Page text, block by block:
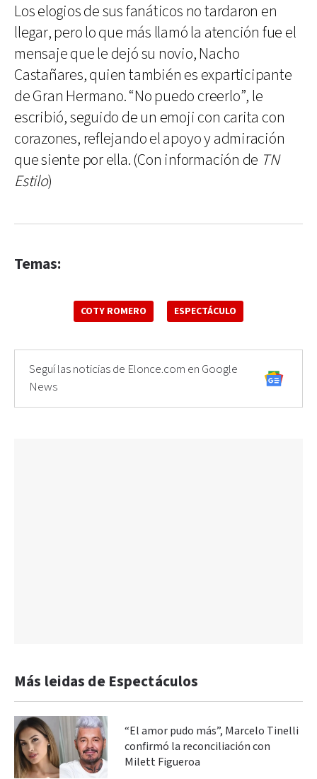
Los elogios de sus fanáticos no tardaron en
llegar, pero lo que más llamó la atención fue el
mensaje que le dejó su novio, Nacho
Castañares, quien también es exparticipante
de Gran Hermano. “No puedo creerlo”, le
escribió, seguido de un emoji con carita con
corazones, reflejando el apoyo y admiración
que siente por ella. (Con información de TN
Estilo)
Temas:
COTY ROMERO ESPECTÁCULO
Seguí las noticias de Elonce.com en Google
News
Más leidas de Espectáculos
“El amor pudo más”, Marcelo Tinelli
confirmó la reconciliación con
Milett Figueroa